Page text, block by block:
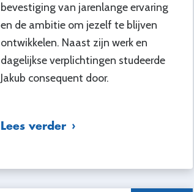
bevestiging van jarenlange ervaring
en de ambitie om jezelf te blijven
ontwikkelen. Naast zijn werk en
dagelijkse verplichtingen studeerde
Jakub consequent door.
Lees verder